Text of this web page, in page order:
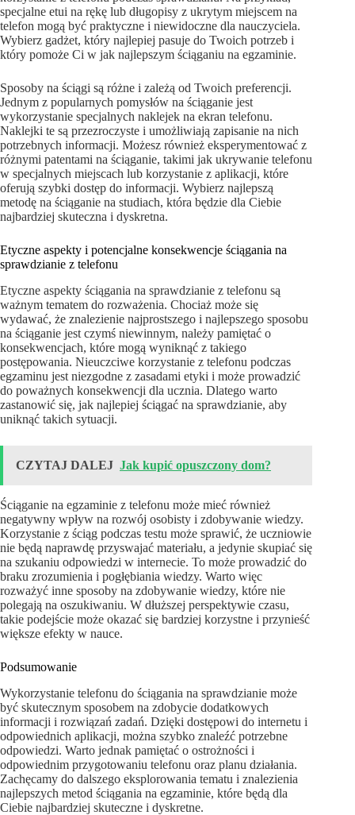
specjalne etui na rękę lub długopisy z ukrytym miejscem na
telefon mogą być praktyczne i niewidoczne dla nauczyciela.
Wybierz gadżet, który najlepiej pasuje do Twoich potrzeb i
który pomoże Ci w jak najlepszym ściąganiu na egzaminie.
Sposoby na ściągi są różne i zależą od Twoich preferencji.
Jednym z popularnych pomysłów na ściąganie jest
wykorzystanie specjalnych naklejek na ekran telefonu.
Naklejki te są przezroczyste i umożliwiają zapisanie na nich
potrzebnych informacji. Możesz również eksperymentować z
różnymi patentami na ściąganie, takimi jak ukrywanie telefonu
w specjalnych miejscach lub korzystanie z aplikacji, które
oferują szybki dostęp do informacji. Wybierz najlepszą
metodę na ściąganie na studiach, która będzie dla Ciebie
najbardziej skuteczna i dyskretna.
Etyczne aspekty i potencjalne konsekwencje ściągania na
sprawdzianie z telefonu
Etyczne aspekty ściągania na sprawdzianie z telefonu są
ważnym tematem do rozważenia. Chociaż może się
wydawać, że znalezienie najprostszego i najlepszego sposobu
na ściąganie jest czymś niewinnym, należy pamiętać o
konsekwencjach, które mogą wyniknąć z takiego
postępowania. Nieuczciwe korzystanie z telefonu podczas
egzaminu jest niezgodne z zasadami etyki i może prowadzić
do poważnych konsekwencji dla ucznia. Dlatego warto
zastanowić się, jak najlepiej ściągać na sprawdzianie, aby
uniknąć takich sytuacji.
CZYTAJ DALEJ Jak kupić opuszczony dom?
Ściąganie na egzaminie z telefonu może mieć również
negatywny wpływ na rozwój osobisty i zdobywanie wiedzy.
Korzystanie z ściąg podczas testu może sprawić, że uczniowie
nie będą naprawdę przyswajać materiału, a jedynie skupiać się
na szukaniu odpowiedzi w internecie. To może prowadzić do
braku zrozumienia i pogłębiania wiedzy. Warto więc
rozważyć inne sposoby na zdobywanie wiedzy, które nie
polegają na oszukiwaniu. W dłuższej perspektywie czasu,
takie podejście może okazać się bardziej korzystne i przynieść
większe efekty w nauce.
Podsumowanie
Wykorzystanie telefonu do ściągania na sprawdzianie może
być skutecznym sposobem na zdobycie dodatkowych
informacji i rozwiązań zadań. Dzięki dostępowi do internetu i
odpowiednich aplikacji, można szybko znaleźć potrzebne
odpowiedzi. Warto jednak pamiętać o ostrożności i
odpowiednim przygotowaniu telefonu oraz planu działania.
Zachęcamy do dalszego eksplorowania tematu i znalezienia
najlepszych metod ściągania na egzaminie, które będą dla
Ciebie najbardziej skuteczne i dyskretne.